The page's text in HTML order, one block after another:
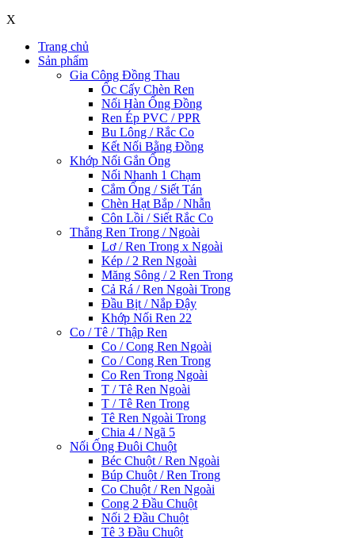
X
Trang chủ
Sản phẩm
Gia Công Đồng Thau
Ốc Cấy Chèn Ren
Nối Hàn Ống Đồng
Ren Ép PVC / PPR
Bu Lông / Rắc Co
Kết Nối Bằng Đồng
Khớp Nối Gắn Ống
Nối Nhanh 1 Chạm
Cắm Ống / Siết Tán
Chèn Hạt Bắp / Nhẫn
Côn Lồi / Siết Rắc Co
Thẳng Ren Trong / Ngoài
Lơ / Ren Trong x Ngoài
Kép / 2 Ren Ngoài
Măng Sông / 2 Ren Trong
Cả Rá / Ren Ngoài Trong
Đầu Bịt / Nắp Đậy
Khớp Nối Ren 22
Co / Tê / Thập Ren
Co / Cong Ren Ngoài
Co / Cong Ren Trong
Co Ren Trong Ngoài
T / Tê Ren Ngoài
T / Tê Ren Trong
Tê Ren Ngoài Trong
Chia 4 / Ngã 5
Nối Ống Đuôi Chuột
Béc Chuột / Ren Ngoài
Búp Chuột / Ren Trong
Co Chuột / Ren Ngoài
Cong 2 Đầu Chuột
Nối 2 Đầu Chuột
Tê 3 Đầu Chuột